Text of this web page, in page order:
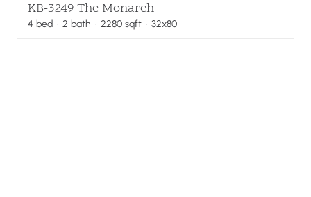
KB-3249 The Monarch
4 bed · 2 bath · 2280 sqft· 32x80